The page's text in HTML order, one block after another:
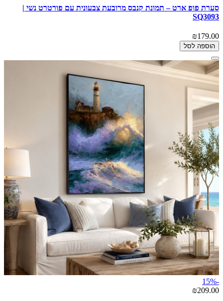
סערת פופ ארט – תמונת קנבס מרובעת צבעונית עם פורטרט נשי |
SQ3093
₪179.00
הוספה לסל
-15%
₪209.00